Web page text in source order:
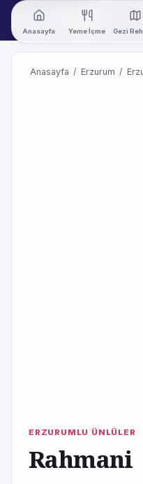
Anasayfa Yeme İçme Gezi
Anasayfa / Erzurum /
ERZURUMLU ÜNLÜLER
Rahmani